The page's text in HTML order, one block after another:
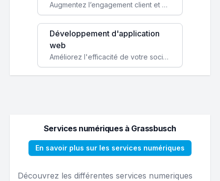
Augmentez l’engagement client et simplifiez vos processus avec une application mobile sur mesure, disponible sur iOS et Android.
Développement d'application
web
Améliorez l'efficacité de votre société avec une application web personnalisée accessible partout et tout le temps.
Services numériques à Grassbusch
En savoir plus sur les services numériques
Découvrez les différentes services numeriques